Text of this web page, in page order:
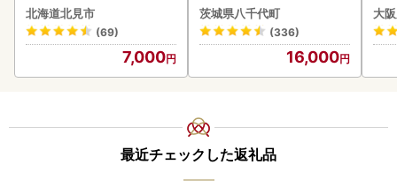
らい産 玉ねぎ Lサイズ 10k
g ( タマネギ たまねぎ 野菜
)【210-0003-2026】
北海道北見市
(69)
7,000
茨城県八千代町
(336)
16,000
大
最近チェックした返礼品